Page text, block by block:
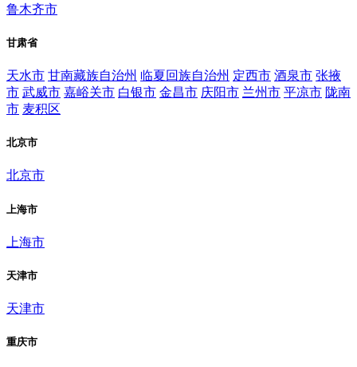
鲁木齐市
甘肃省
天水市 甘南藏族自治州 临夏回族自治州 定西市 酒泉市 张掖
市 武威市 嘉峪关市 白银市 金昌市 庆阳市 兰州市 平凉市 陇南
市 麦积区
北京市
北京市
上海市
上海市
天津市
天津市
重庆市